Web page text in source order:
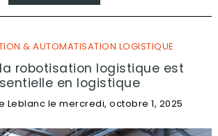
& AUTOMATISATION LOGISTIQUE
robotisation logistique est
en logistique
Leblanc lemercredi, octobre 1, 2025